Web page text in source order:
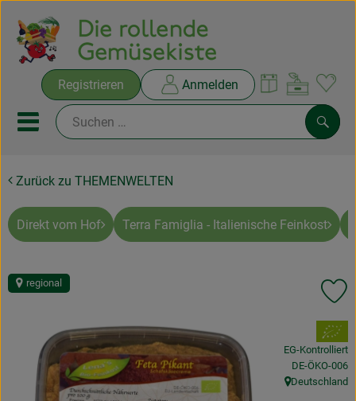
Registrieren Anmelden
Mobiles Menu öffnen oder
Ökokisten
Rezepte
Ökokisten
Obst & Gemüse
Zurück zu THEMENWELTEN
Direkt vom Hof Terra Famiglia - Italienische Feinkost
regional
, Verband:
EG-Kontrolliert
, Kontrollstelle:
DE-ÖKO-006
, Herkunft:
Deutschland